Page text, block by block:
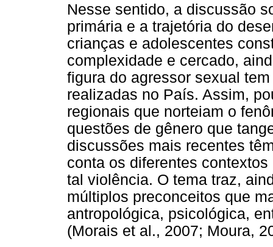
Nesse sentido, a discussão
primária e a trajetória do
crianças e adolescentes
complexidade e cercado,
figura do agressor sexual
realizadas no País. Assim,
regionais que norteiam o
questões de gênero que
discussões mais recentes
conta os diferentes
tal violência. O tema traz,
múltiplos preconceitos que
antropológica, psicológica,
(Morais et al., 2007; Moura,